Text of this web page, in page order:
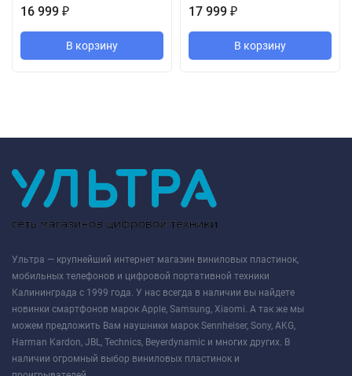
16 999 ₽
В корзину
17 999 ₽
В корзину
Ультра — крупнейший интернет магазин виниловых пластинок,
мобильных телефонов и цифровой портативной техники
Калининграда с 1999 года. У нас всегда в наличии вы найдете
новинки смартфонов марок Apple, Samsung, Xiaomi. А так же мы
можем предложить Вам наушники марок Sennheiser, Sony, AKG,
Harman Kardon, JBL, Technics, Beyerdynamic и многих других. В
наличии огромный выбор виниловых пластинок и